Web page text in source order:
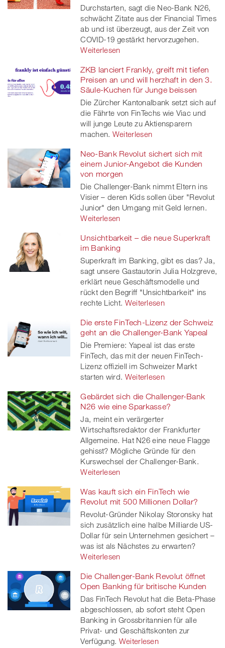
Durchstarten, sagt die Neo-Bank N26,
schwächt Zitate aus der Financial Times
ab und ist überzeugt, aus der Zeit von
COVID-19 gestärkt hervorzugehen.
Weiterlesen
ZKB lanciert Frankly, greift mit tiefen
Preisen an und will herzhaft in den 3.
Säule-Kuchen für Junge beissen
Die Zürcher Kantonalbank setzt sich auf
die Fährte von FinTechs wie Viac und
will junge Leute zu Aktiensparern
machen. Weiterlesen
Neo-Bank Revolut sichert sich mit
einem Junior-Angebot die Kunden
von morgen
Die Challenger-Bank nimmt Eltern ins
Visier – deren Kids sollen über "Revolut
Junior" den Umgang mit Geld lernen.
Weiterlesen
Unsichtbarkeit – die neue Superkraft
im Banking
Superkraft im Banking, gibt es das? Ja,
sagt unsere Gastautorin Julia Holzgreve,
erklärt neue Geschäftsmodelle und
rückt den Begriff "Unsichtbarkeit" ins
rechte Licht. Weiterlesen
Die erste FinTech-Lizenz der Schweiz
geht an die Challenger-Bank Yapeal
Die Premiere: Yapeal ist das erste
FinTech, das mit der neuen FinTech-
Lizenz offiziell im Schweizer Markt
starten wird. Weiterlesen
Gebärdet sich die Challenger-Bank
N26 wie eine Sparkasse?
Ja, meint ein verärgerter
Wirtschaftsredaktor der Frankfurter
Allgemeine. Hat N26 eine neue Flagge
gehisst? Mögliche Gründe für den
Kurswechsel der Challenger-Bank.
Weiterlesen
Was kauft sich ein FinTech wie
Revolut mit 500 Millionen Dollar?
Revolut-Gründer Nikolay Storonsky hat
sich zusätzlich eine halbe Milliarde US-
Dollar für sein Unternehmen gesichert –
was ist als Nächstes zu erwarten?
Weiterlesen
Die Challenger-Bank Revolut öffnet
Open Banking für britische Kunden
Das FinTech Revolut hat die Beta-Phase
abgeschlossen, ab sofort steht Open
Banking in Grossbritannien für alle
Privat- und Geschäftskonten zur
Verfügung. Weiterlesen